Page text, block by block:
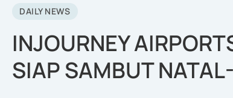
DAILY NEWS
INJOURNEY
SIAP SAMBUT